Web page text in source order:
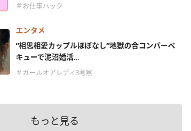
＃お仕事ハック
エンタメ
“相思相愛カップルほぼなし”地獄の合コンバーベ
キューで泥沼婚活...
＃ガールオアレディ3考察
もっと見る